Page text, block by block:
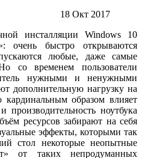
18 Окт 2017
инсталляции Windows 10
очень быстро открываются
любые, даже самые
со временем пользователи
нужными и ненужными
дополнительную нагрузку на
кардинальным образом влияет
производительность ноутбука
ресурсов забирают на себя
эффекты, которыми так
стол некоторые неопытные
от таких непродуманных